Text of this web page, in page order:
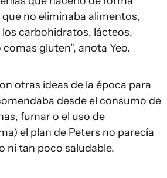
no eliminaba alimentos,
carbohidratos, lácteos,
gluten", anota Yeo.
otras ideas de la época para
desde el consumo de
fumar o el uso de
el plan de Peters no parecía
ni tan poco saludable.